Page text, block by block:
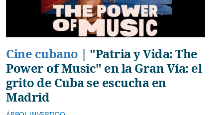
Cine cubano | "Patria y Vida: The
Power of Music" en la Gran Vía: el
grito de Cuba se escucha en
Madrid